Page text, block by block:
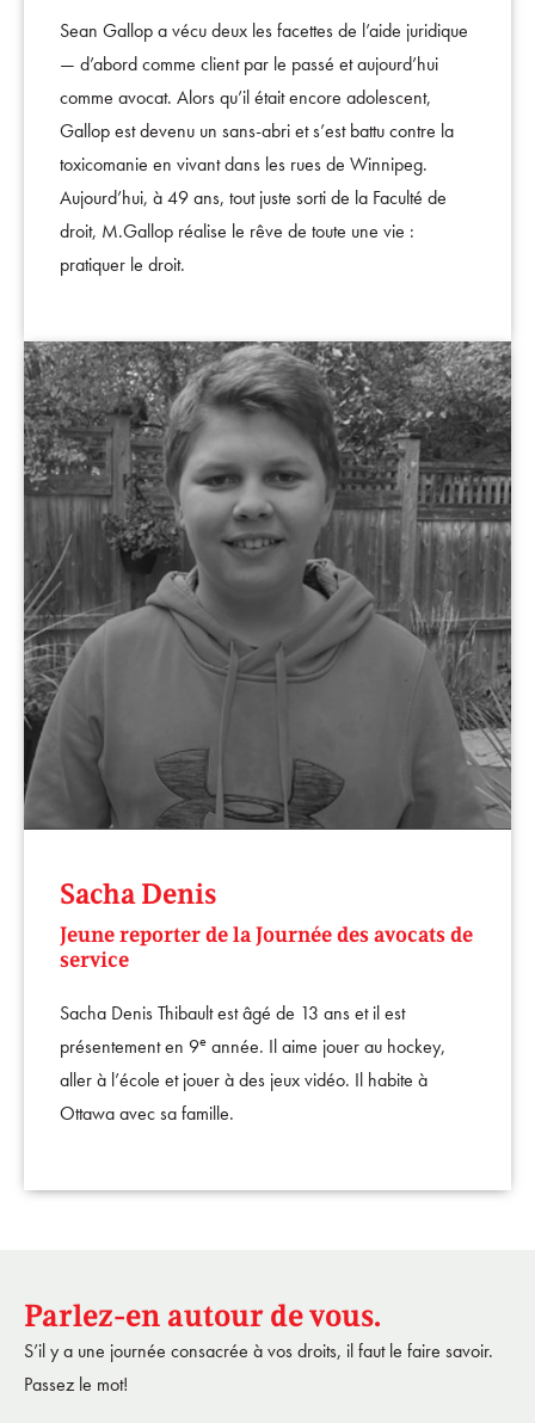
Sean Gallop a vécu deux les facettes de l’aide juridique
— d’abord comme client par le passé et aujourd’hui
comme avocat. Alors qu’il était encore adolescent,
Gallop est devenu un sans-abri et s’est battu contre la
toxicomanie en vivant dans les rues de Winnipeg.
Aujourd’hui, à 49 ans, tout juste sorti de la Faculté de
droit, M.Gallop réalise le rêve de toute une vie :
pratiquer le droit.
Sacha Denis
Jeune reporter de la Journée des avocats de
service
Sacha Denis Thibault est âgé de 13 ans et il est
présentement en 9e année. Il aime jouer au hockey,
aller à l’école et jouer à des jeux vidéo. Il habite à
Ottawa avec sa famille.
Parlez-en autour de vous.
S’il y a une journée consacrée à vos droits, il faut le faire savoir.
Passez le mot!